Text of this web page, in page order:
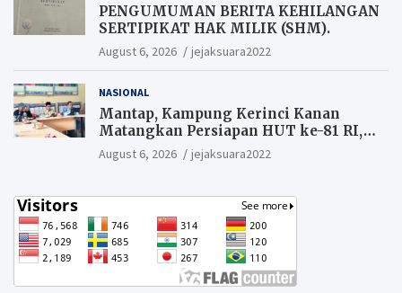
PENGUMUMAN BERITA KEHILANGAN
SERTIPIKAT HAK MILIK (SHM).
August 6, 2026 jejaksuara2022
NASIONAL
Mantap, Kampung Kerinci Kanan
Matangkan Persiapan HUT ke-81 RI,
Warga yang ikut Upacara
Berkesempatan Raih Hadiah
August 6, 2026 jejaksuara2022